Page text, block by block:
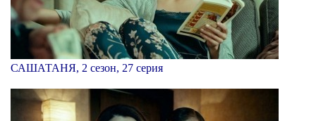
САШАТАНЯ, 2 сезон, 27 серия